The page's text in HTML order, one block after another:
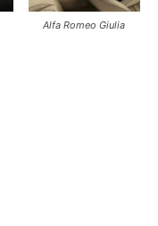
Alfa Romeo Giulia